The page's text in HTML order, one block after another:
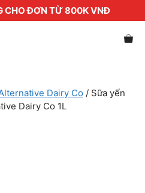
CHO ĐƠN TỪ 800K VNĐ
Dairy Co / Sữa yến
Dairy Co 1L